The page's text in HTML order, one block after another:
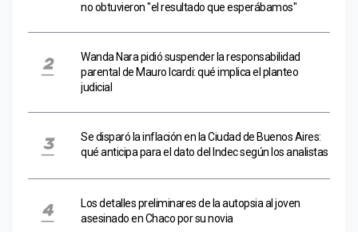
no obtuvieron "el resultado que esperábamos"
Wanda Nara pidió suspender la responsabilidad
parental de Mauro Icardi: qué implica el planteo
judicial
Se disparó la inflación en la Ciudad de Buenos Aires:
qué anticipa para el dato del Indec según los analistas
Los detalles preliminares de la autopsia al joven
asesinado en Chaco por su novia